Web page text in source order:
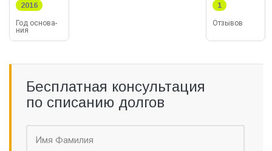
Год ос­но­ва­
ния
2016
Отзывов
1
Бесплатная консультация
по списанию долгов